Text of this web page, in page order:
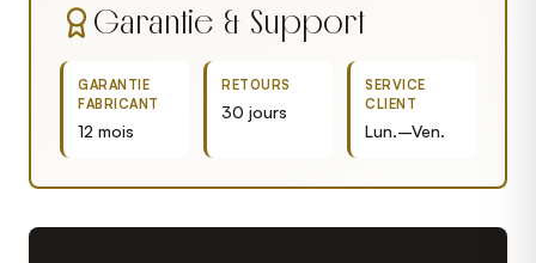
Garantie & Support
GARANTIE
FABRICANT
12 mois
RETOURS
30 jours
SERVICE
CLIENT
Lun.–Ven.